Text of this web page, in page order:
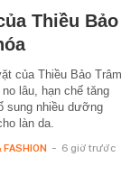
Thiều Bảo
của Thiều Bảo Trâm
lâu, hạn chế tăng
sung nhiều dưỡng
làn da.
FASHION - 6 giờ trước